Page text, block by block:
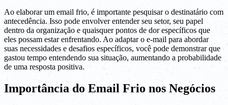
Ao elaborar um email frio, é importante pesquisar o destinatário com
antecedência. Isso pode envolver entender seu setor, seu papel
dentro da organização e quaisquer pontos de dor específicos que
eles possam estar enfrentando. Ao adaptar o e-mail para abordar
suas necessidades e desafios específicos, você pode demonstrar que
gastou tempo entendendo sua situação, aumentando a probabilidade
de uma resposta positiva.
Importância do Email Frio nos Negócios